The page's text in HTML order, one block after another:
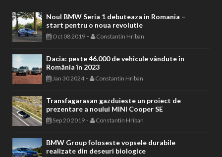
Noul BMW Seria 1 debuteaza in Romania –
start pentru o noua revolutie
Oct 08 2019 - Constantin Hriban
Dacia: peste 46.000 de vehicule vândute în
România în 2023
Jan 30 2024- Constantin Hriban
Transfagarasan gazduieste un proiect de
prezentare a noului MINI Cooper SE
Sep 20 2019 - Constantin Hriban
BMW Group foloseste vopsele durabile
realizate din deseuri biologice